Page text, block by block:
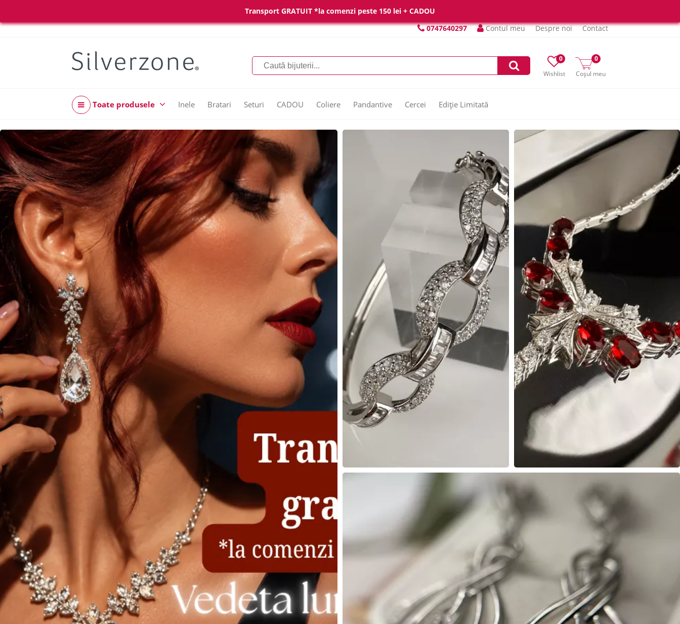
Transport GRATUIT *la comenzi peste 150 lei + CADOU
0747640297
Contul meu Despre noi Contact
Wishlist
0
Coșul meu
0
Toate produsele Inele Bratari Seturi CADOU Coliere Pandantive Cercei Ediție Limitată